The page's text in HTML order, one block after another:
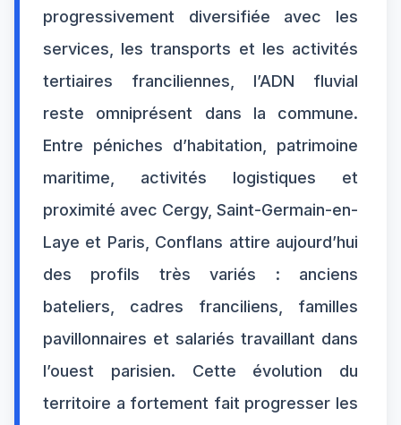
progressivement diversifiée avec les
services, les transports et les activités
tertiaires franciliennes, l’ADN fluvial
reste omniprésent dans la commune.
Entre péniches d’habitation, patrimoine
maritime, activités logistiques et
proximité avec Cergy, Saint-Germain-en-
Laye et Paris, Conflans attire aujourd’hui
des profils très variés : anciens
bateliers, cadres franciliens, familles
pavillonnaires et salariés travaillant dans
l’ouest parisien. Cette évolution du
territoire a fortement fait progresser les